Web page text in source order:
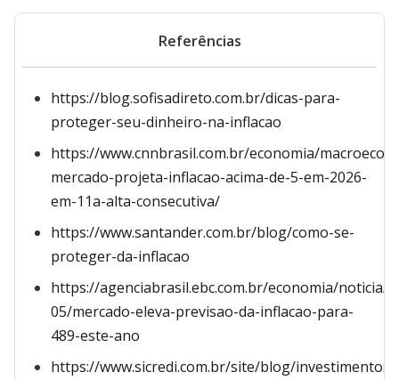
Referências
https://blog.sofisadireto.com.br/dicas-para-
proteger-seu-dinheiro-na-inflacao
https://www.cnnbrasil.com.br/economia/
mercado-projeta-inflacao-acima-de-5-em-2026-
em-11a-alta-consecutiva/
https://www.santander.com.br/blog/como-se-
proteger-da-inflacao
https://agenciabrasil.ebc.com.br/economia/noticia/
05/mercado-eleva-previsao-da-inflacao-para-
489-este-ano
https://www.sicredi.com.br/site/blog/investimentos/